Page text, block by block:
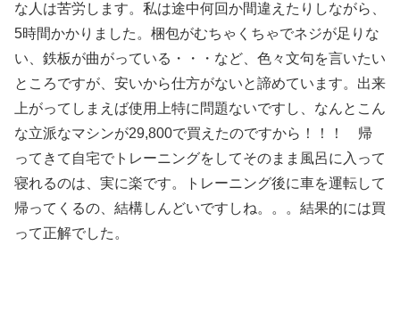
な人は苦労します。私は途中何回か間違えたりしながら、
5時間かかりました。梱包がむちゃくちゃでネジが足りな
い、鉄板が曲がっている・・・など、色々文句を言いたい
ところですが、安いから仕方がないと諦めています。出来
上がってしまえば使用上特に問題ないですし、なんとこん
な立派なマシンが29,800で買えたのですから！！！ 帰
ってきて自宅でトレーニングをしてそのまま風呂に入って
寝れるのは、実に楽です。トレーニング後に車を運転して
帰ってくるの、結構しんどいですしね。。。結果的には買
って正解でした。